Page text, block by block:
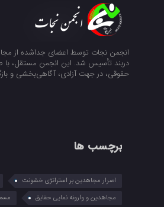
انجمن نجات توسط اعضای جداشده از
دربند تأسیس شد. این انجمن مستقل، با
حقوقی، در جهت آزادی، آگاهی‌بخشی و
برچسب ها
اصرار مجاهدین بر استراتژی خشونت
مجاهدین و وارونه نمایی حقایق